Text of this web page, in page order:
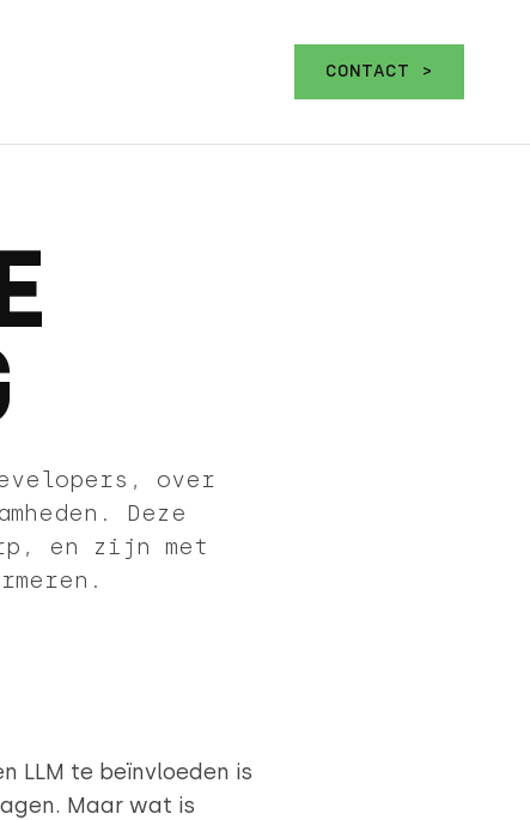
CONTACT >
over
Deze
en zijn met
LLM te beïnvloeden is
wat is